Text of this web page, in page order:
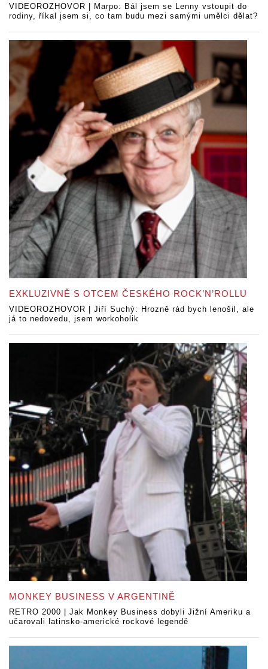
VIDEOROZHOVOR | Marpo: Bál jsem se Lenny vstoupit do
rodiny, říkal jsem si, co tam budu mezi samými umělci dělat?
EXKLUZIVNĚ S OTCEM ČESKÉHO ROCK’N’ROLLU
VIDEOROZHOVOR | Jiří Suchý: Hrozně rád bych lenošil, ale
já to nedovedu, jsem workoholik
MONKEY BUSINESS V ARGENTINĚ
RETRO 2000 | Jak Monkey Business dobyli Jižní Ameriku a
učarovali latinsko-americké rockové legendě